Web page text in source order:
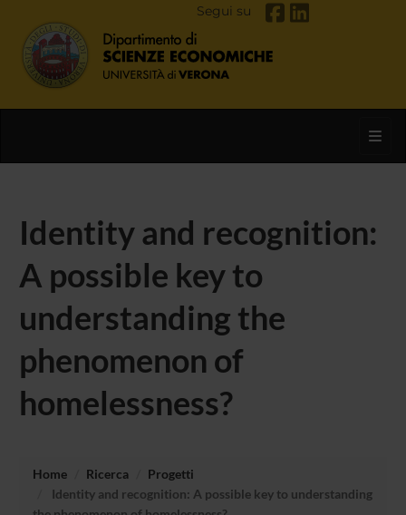
Segui su
Identity and recognition:
A possible key to
understanding the
phenomenon of
homelessness?
Home Ricerca
Progetti
Identity and recognition: A possible key to understanding